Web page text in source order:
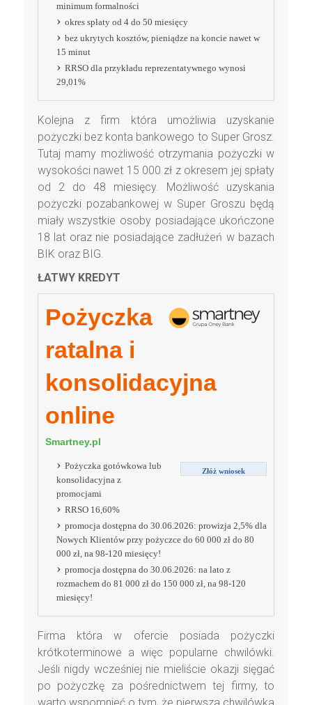
minimum formalności
okres spłaty od 4 do 50 miesięcy
bez ukrytych kosztów, pieniądze na koncie nawet w
15 minut
RRSO dla przykładu reprezentatywnego wynosi
29,01%
Kolejna z firm która umożliwia uzyskanie
pożyczki bez konta bankowego to Super Grosz.
Tutaj mamy możliwość otrzymania pożyczki w
wysokości nawet 15 000 zł z okresem jej spłaty
od 2 do 48 miesięcy. Możliwość uzyskania
pożyczki pozabankowej w Super Groszu będą
miały wszystkie osoby posiadające ukończone
18 lat oraz nie posiadające zadłużeń w bazach
BIK oraz BIG.
ŁATWY KREDYT
Pożyczka
ratalna i
konsolidacyjna
online
Smartney.pl
Złóż wniosek
Pożyczka gotówkowa lub
konsolidacyjna z
promocjami
RRSO 16,60%
promocja dostępna do 30.06.2026: prowizja 2,5% dla
Nowych Klientów przy pożyczce do 60 000 zł do 80
000 zł, na 98-120 miesięcy!
promocja dostępna do 30.06.2026: na lato z
rozmachem do 81 000 zł do 150 000 zł, na 98-120
miesięcy!
Firma która w ofercie posiada pożyczki
krótkoterminowe a więc popularne chwilówki.
Jeśli nigdy wcześniej nie mieliście okazji sięgać
po pożyczkę za pośrednictwem tej firmy, to